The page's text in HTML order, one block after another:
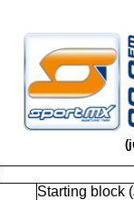
Starting block